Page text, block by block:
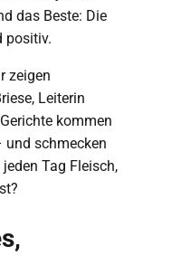
das Beste: Die
positiv.
zeigen
Leiterin
kommen
und schmecken
Tag Fleisch,